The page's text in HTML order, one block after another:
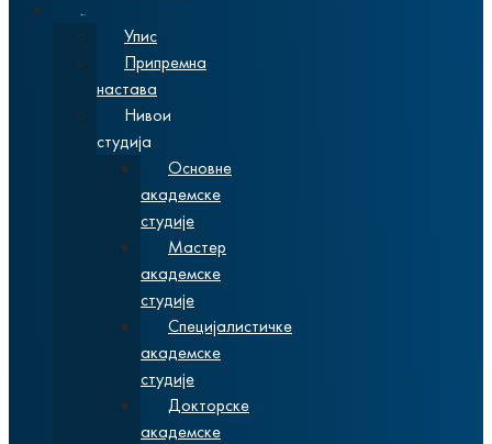
Упис
Припремна
настава
Нивои
студија
Основне
академске
студије
Мастер
академске
студије
Специјалистичке
академске
студије
Докторске
академске